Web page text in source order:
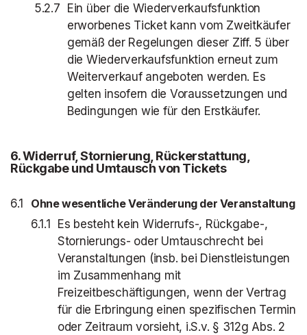
Ein über die Wiederverkaufsfunktion
erworbenes Ticket kann vom Zweitkäufer
gemäß der Regelungen dieser Ziff. 5 über
die Wiederverkaufsfunktion erneut zum
Weiterverkauf angeboten werden. Es
gelten insofern die Voraussetzungen und
Bedingungen wie für den Erstkäufer.
6. Widerruf, Stornierung, Rückerstattung,
Rückgabe und Umtausch von Tickets
Ohne wesentliche Veränderung der Veranstaltung
Es besteht kein Widerrufs-, Rückgabe-,
Stornierungs- oder Umtauschrecht bei
Veranstaltungen (insb. bei Dienstleistungen
im Zusammenhang mit
Freizeitbeschäftigungen, wenn der Vertrag
für die Erbringung einen spezifischen Termin
oder Zeitraum vorsieht, i.S.v. § 312g Abs. 2